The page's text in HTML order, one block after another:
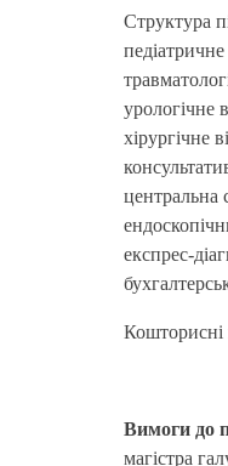
Структура
урологічне
хірургічне
центральна
експрес-
Кошторисні
Вимоги до
магістра